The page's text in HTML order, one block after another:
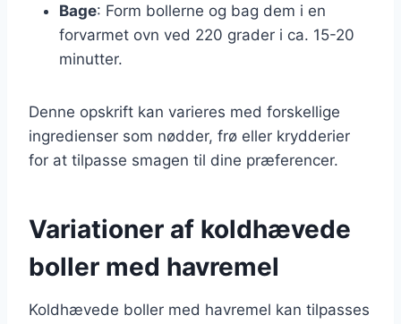
Bage: Form bollerne og bag dem i en
forvarmet ovn ved 220 grader i ca. 15-20
minutter.
Denne opskrift kan varieres med forskellige
ingredienser som nødder, frø eller krydderier
for at tilpasse smagen til dine præferencer.
Variationer af koldhævede
boller med havremel
Koldhævede boller med havremel kan tilpasses